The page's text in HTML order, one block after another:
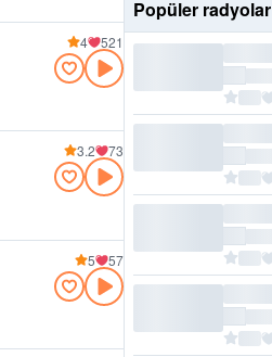
4 521
3.2 73
5 57
Popüler radyolar